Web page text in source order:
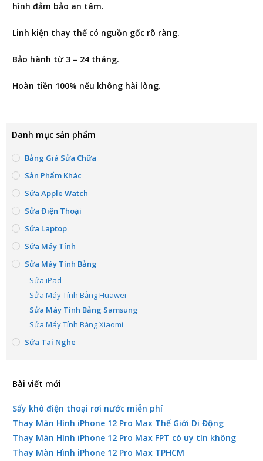
hình đảm bảo an tâm.
Linh kiện thay thế có nguồn gốc rõ ràng.
Bảo hành từ 3 – 24 tháng.
Hoàn tiền 100% nếu không hài lòng.
Danh mục sản phẩm
Bảng Giá Sửa Chữa
Sản Phẩm Khác
Sửa Apple Watch
Sửa Điện Thoại
Sửa Laptop
Sửa Máy Tính
Sửa Máy Tính Bảng
Sửa iPad
Sửa Máy Tính Bảng Huawei
Sửa Máy Tính Bảng Samsung
Sửa Máy Tính Bảng Xiaomi
Sửa Tai Nghe
Bài viết mới
Sấy khô điện thoại rơi nước miễn phí
Thay Màn Hình iPhone 12 Pro Max Thế Giới Di Động
Thay Màn Hình iPhone 12 Pro Max FPT có uy tín không
Thay Màn Hình iPhone 12 Pro Max TPHCM